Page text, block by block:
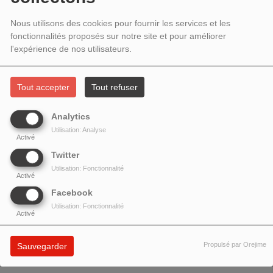
Nous utilisons des cookies pour fournir les services et les
fonctionnalités proposés sur notre site et pour améliorer
l'expérience de nos utilisateurs.
Tout accepter Tout refuser
Analytics
Activé
Utilisation: Analyse
Twitter
Activé
Utilisation: Fonctionnalité
Facebook
Activé
Utilisation: Fonctionnalité
Sauvegarder Propulsé par Orejime
CARDINALE, INVITÉ CLAUDE
MALPELI
Hommage à la comédienne
suivi d'une rencontre avec
Claude Malpeli qui nous présente son parcours d'imigration.